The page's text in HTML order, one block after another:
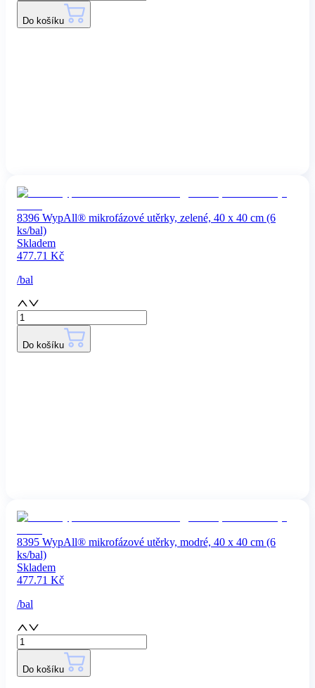
Do košíku
8396 WypAll® mikrofázové utěrky, zelené, 40 x 40 cm (6
ks/bal)
Skladem
477.71 Kč
/bal
Do košíku
8395 WypAll® mikrofázové utěrky, modré, 40 x 40 cm (6
ks/bal)
Skladem
477.71 Kč
/bal
Do košíku